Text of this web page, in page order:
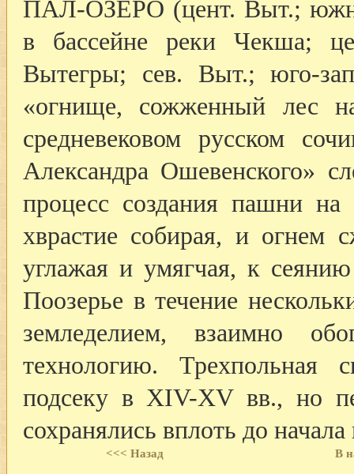
ПАЛ-ОЗЕРО (цент. Выт.;
в бассейне реки Чекша;
Вытегры; сев. Выт.; юго-
«огнище, сожженный лес
средневековом русском
Александра Ошевенского»
процесс создания пашни
хврастие собирая, и
углажая и умягчая, к
Поозерье в течение
земледелием, взаимно
технологию. Трехпольная
подсеку в XIV-XV вв., но
сохранялись вплоть до
<<< Назад В